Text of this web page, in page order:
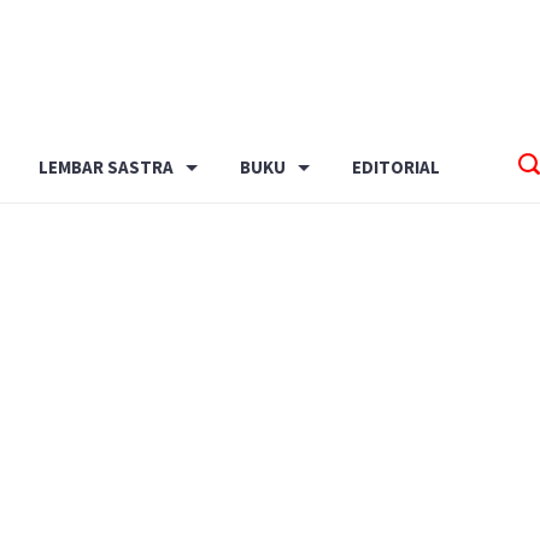
LEMBAR SASTRA BUKU EDITORIAL